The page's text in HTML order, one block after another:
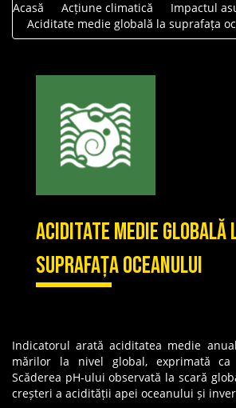
Acasă Acțiune climatică
Impactul
Aciditate medie globală la suprafața
Aciditate medie globală
suprafața oceanului
Indicatorul arată aciditatea medie
mărilor la nivel global, exprimată
Scăderea pH-ului observată la scară
creșteri a acidității apei oceanului și